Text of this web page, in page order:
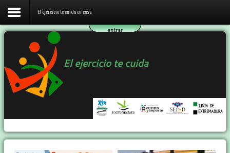
El ejercicio te cuida en casa
El programa ETC
Ejercicio y Salud
Contactar
El ejercicio te cuida en casa
entrar
El ejercicio te cuida